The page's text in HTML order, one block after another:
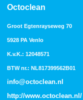
Octoclean
Groot Egtenrayseweg 70
5928 PA Venlo
K.v.K.: 12048571
BTW nr.: NL817399562B01
info@octoclean.nl
http://www.octoclean.nl /